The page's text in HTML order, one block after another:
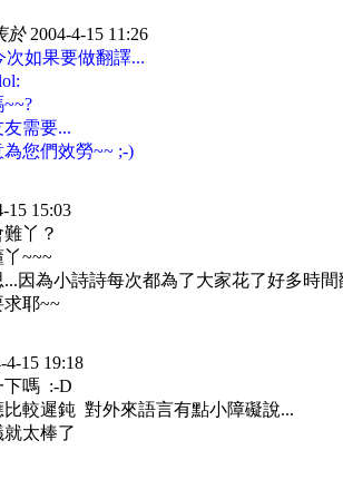
於 2004-4-15 11:26
次如果要做翻譯...
需要...
您們效勞~~ ;-)
15 15:03
丫？
~~~
因為小詩詩每次都為了大家花了好多時間
耶~~
4-15 19:18
下嗎 :-D
比較遲鈍 對外來語言有點小障礙說...
太棒了